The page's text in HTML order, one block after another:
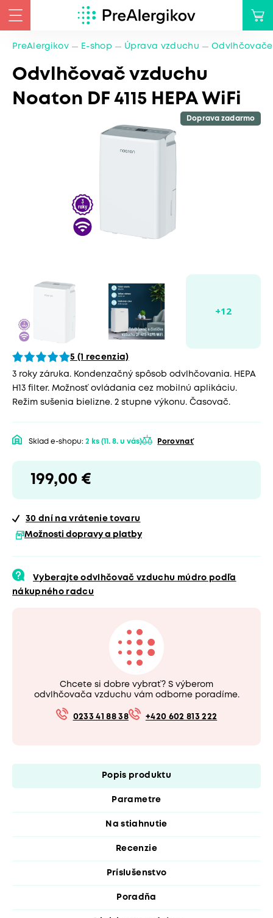
PreAlergikov E-shop Úprava vzduchu
Odvlhčovač vzduchu
Noaton DF 4115 HEPA WiFi
Doprava zadarmo
5 (1 recenzia)
3 roky záruka. Kondenzačný spôsob odvlhčovania. HEPA
H13 filter. Možnosť ovládania cez mobilnú aplikáciu.
Režim sušenia bielizne. 2 stupne výkonu. Časovač.
Sklad e-shopu: 2 ks (11. 8. u vás) Porovnať
199,00 €
30 dní na vrátenie tovaru
Možnosti dopravy a platby
Vyberajte odvlhčovač vzduchu múdro podľa
nákupného radcu
Chcete si dobre vybrať? S výberom
odvlhčovača vzduchu vám odborne poradíme.
0233 41 88 38 +420 602 813 222
Popis produktu
Parametre
Na stiahnutie
Recenzie
Príslušenstvo
Poradňa